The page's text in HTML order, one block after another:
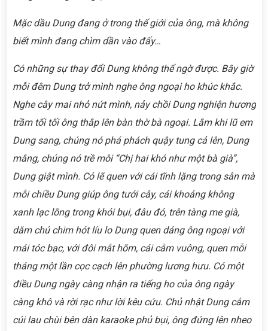
Mặc dầu Dung đang ở trong thế giới của ông, mà không
biết mình đang chìm dần vào đấy…
Có những sự thay đổi Dung không thể ngờ được. Bây giờ
mỗi đêm Dung trở mình nghe ông ngoại ho khúc khắc.
Nghe cây mai nhỏ nứt mình, nảy chồi Dung nghiện hương
trầm tối tối ông thắp lên bàn thờ bà ngoại. Lắm khi lũ em
Dung sang, chúng nó phá phách quậy tung cả lên, Dung
mắng, chúng nó trề môi “Chị hai khó như một bà già”,
Dung giật mình. Có lẽ quen với cái tĩnh lặng trong sân mà
mỗi chiềuDung giúp ông tưới cây, cái khoảng không
xanh lạc lõng trong khói bụi, đâu đó, trên tàng me già,
dăm chú chim hót líu lo Dung quen dáng ông ngoại với
mái tóc bạc, với đôi mắt hõm, cái cằm vuông, quen mỗi
tháng một lần cọc cạch lên phường lương hưu. Có một
điều Dung ngày càng nhận ra tiếng ho của ông ngày
càng khô và rời rạc như lời kêu cứu. Chủ nhật Dung cắm
cúi lau chùi bên dàn karaoke phủ bụi, ông đứng lên nheo